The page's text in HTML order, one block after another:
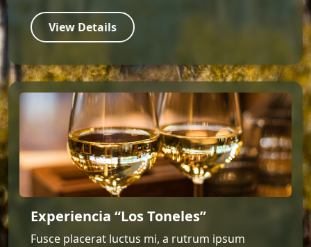
View Details
Experiencia “Los Toneles”
Fusce placerat luctus mi, a rutrum ipsum